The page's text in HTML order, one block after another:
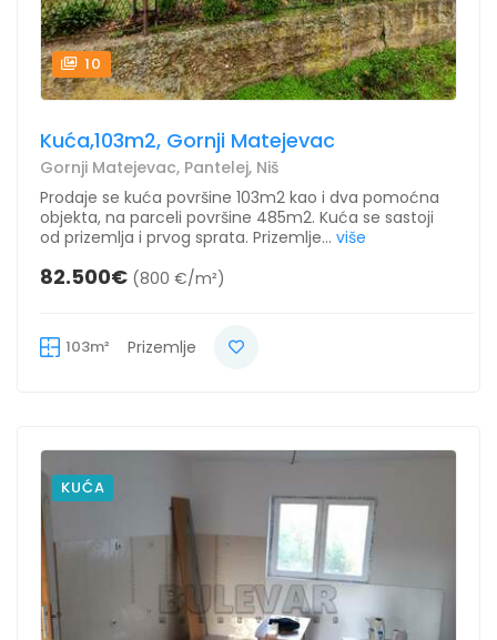
10
Kuća,103m2, Gornji Matejevac
Gornji Matejevac, Pantelej, Niš
Prodaje se kuća površine 103m2 kao i dva pomoćna
objekta, na parceli površine 485m2. Kuća se sastoji
od prizemlja i prvog sprata. Prizemlje... više
82.500€ (800 €/m²)
103m² Prizemlje
KUĆA